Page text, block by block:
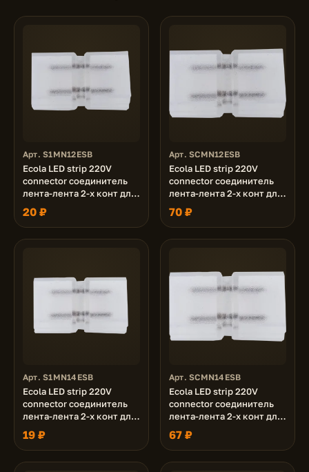
Арт. S1MN12ESB
Ecola LED strip 220V
connector соединитель
лента-лента 2-х конт для
ленты IP68 12x7 уп. 1 шт.
20 ₽
Арт. SCMN12ESB
Ecola LED strip 220V
connector соединитель
лента-лента 2-х конт для
ленты IP68 12x7 уп. 5 шт.
70 ₽
Арт. S1MN14ESB
Ecola LED strip 220V
connector соединитель
лента-лента 2-х конт для
ленты IP68 14x7 уп. 1 шт.
19 ₽
Арт. SCMN14ESB
Ecola LED strip 220V
connector соединитель
лента-лента 2-х конт для
ленты IP68 14x7 уп. 5 шт.
67 ₽